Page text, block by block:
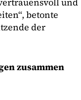
betonte
der
zusammen